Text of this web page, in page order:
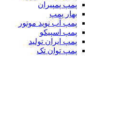
پمپ پمپیران
بهار پمپ
پمپ آب نوید موتور
پمپ اسپیکو
پمپ ایران تولید
پمپ توان تک